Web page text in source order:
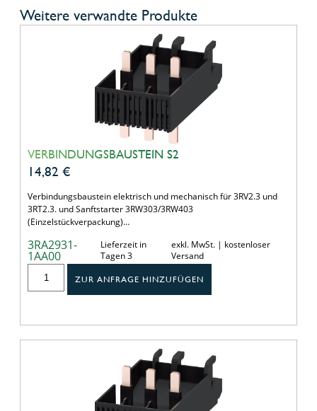
Weitere verwandte Produkte
VERBINDUNGSBAUSTEIN S2
14,82 €
Verbindungsbaustein elektrisch und mechanisch für 3RV2.3 und
3RT2.3. und Sanftstarter 3RW303/3RW403
(Einzelstückverpackung)…
3RA2931-
1AA00
Lieferzeit in
Tagen 3
exkl. MwSt. | kostenloser
Versand
ZUR ANFRAGE HINZUFÜGEN